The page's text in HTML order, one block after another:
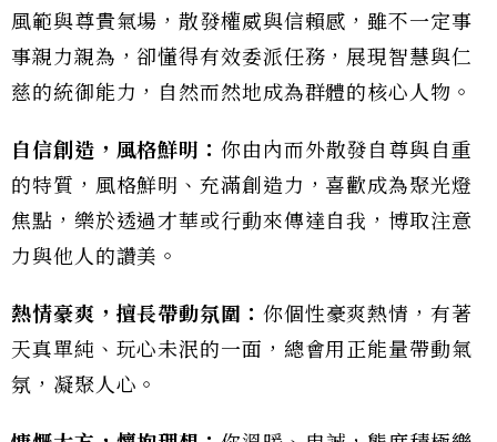
風範與尊貴氣場，散發權威與信賴感，雖不一定事
事親力親為，卻懂得有效委派任務，展現智慧與仁
慈的統御能力，自然而然地成為群體的核心人物。
自信創造，風格鮮明： 你由內而外散發自尊與自重
的特質，風格鮮明、充滿創造力，喜歡成為聚光燈
焦點，樂於透過才華或行動來傳達自我，博取注意
力與他人的讚美。
熱情豪爽，擅長帶動氛圍： 你個性豪爽熱情，有著
天真單純、玩心未泯的一面，總會用正能量帶動氣
氛，凝聚人心。